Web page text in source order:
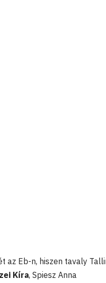
az Eb-n, hiszen tavaly
Kíra, Spiesz Anna